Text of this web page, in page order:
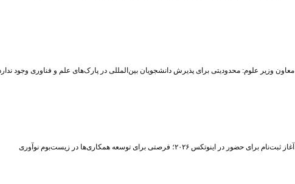
معاون وزیر علوم: محدودیتی برای پذیرش دانشجویان بین‌المللی در پارک‌های علم و فناوری وجود ندارد
آغاز ثبت‌نام برای حضور در اینوتکس ۲۰۲۶؛ فرصتی برای توسعه همکاری‌ها در زیست‌بوم نوآوری